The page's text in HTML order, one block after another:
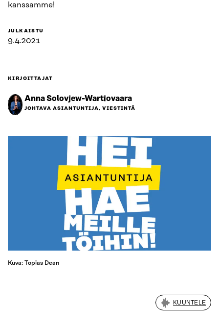
kanssamme!
JULKAISTU
9.4.2021
KIRJOITTAJAT
Anna Solovjew-Wartiovaara
JOHTAVA ASIANTUNTIJA, VIESTINTÄ
Kuva: Topias Dean
KUUNTELE